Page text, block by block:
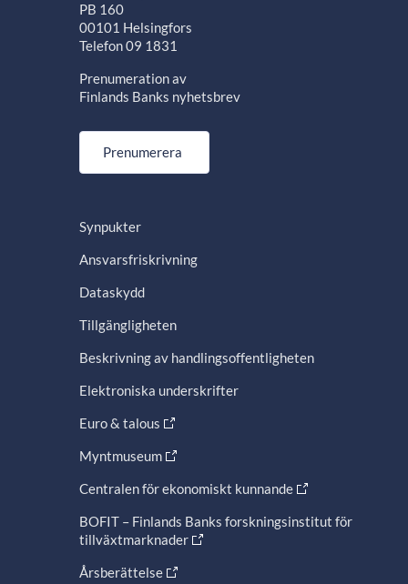
PB 160
00101 Helsingfors
Telefon 09 1831
Prenumeration av
Finlands Banks nyhetsbrev
Prenumerera
Synpukter
Ansvarsfriskrivning
Dataskydd
Tillgängligheten
Beskrivning av handlingsoffentligheten
Elektroniska underskrifter
Euro & talous
Myntmuseum
Centralen för ekonomiskt kunnande
BOFIT – Finlands Banks forskningsinstitut för
tillväxtmarknader
Årsberättelse